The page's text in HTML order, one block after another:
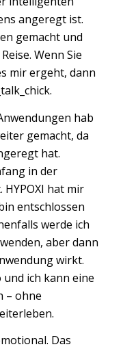
angeregt ist.
gemacht und
Wenn Sie
mir ergeht, dann
hab
gemacht, da
hat.
in der
. HYPOXI hat mir
entschlossen
werde ich
aber dann
wirkt.
und ich kann eine
– ohne
Das